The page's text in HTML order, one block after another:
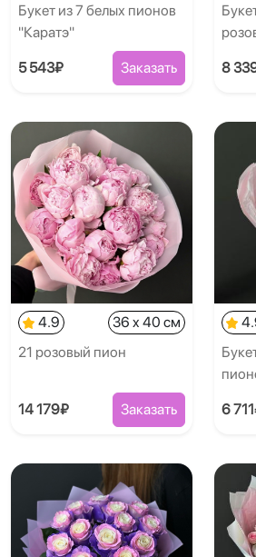
Букет из 7 белых пионов
"Каратэ"
5 543₽ Заказать 8
4.9
36 x 40 см
21 розовый пион
14 179₽ Заказать 6